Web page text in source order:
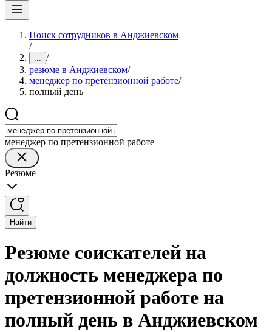
Поиск сотрудников в Анджиевском
/
... /
резюме в Анджиевском/
менеджер по претензионной работе/
полный день
менеджер по претензионной работе
Резюме
Найти
Резюме соискателей на
должность менеджера по
претензионной работе на
полный день в Анджиевском